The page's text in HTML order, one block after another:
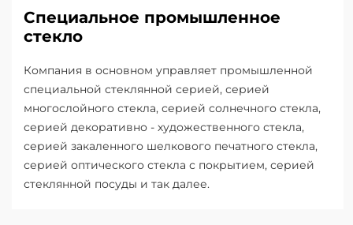
Специальное промышленное
стекло
Компания в основном управляет промышленной
специальной стеклянной серией, серией
многослойного стекла, серией солнечного стекла,
серией декоративно - художественного стекла,
серией закаленного шелкового печатного стекла,
серией оптического стекла с покрытием, серией
стеклянной посуды и так далее.